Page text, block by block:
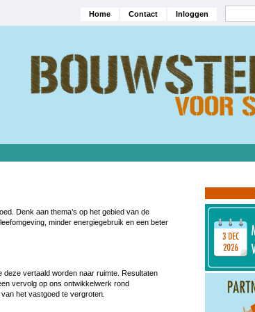
Search
Hoofdnavigatie
Home Contact Inloggen
Denk aan thema’s op het gebied van de
minder energiegebruik en een beter
deze vertaald worden naar ruimte. Resultaten
vervolg op ons ontwikkelwerk rond
het vastgoed te vergroten.